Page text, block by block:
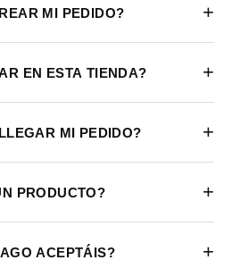
MI PEDIDO? +
EN ESTA TIENDA? +
MI PEDIDO? +
PRODUCTO? +
ACEPTÁIS? +